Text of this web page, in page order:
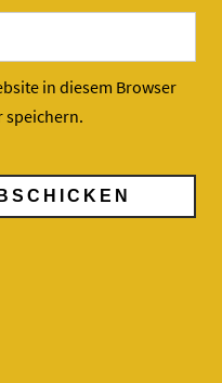
in diesem Browser
speichern.